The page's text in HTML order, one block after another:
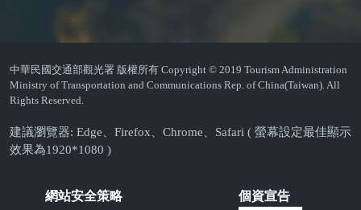
中華民國交通部觀光署 版權所有 Copyright © 2019 Tourism Administration
Ministry of Transportation and Communications Rep. of China(Taiwan). All
Rights Reserved.
建議瀏覽器: Edge、Firefox、Chrome、Safari ( 螢幕設定最佳顯示
效果為1920*1080 )
網站安全策略 個資宣告